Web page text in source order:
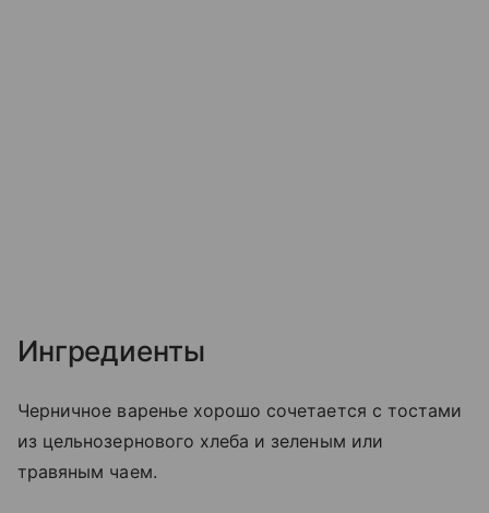
Ингредиенты
Черничное варенье хорошо сочетается с тостами
из цельнозернового хлеба и зеленым или
травяным чаем.